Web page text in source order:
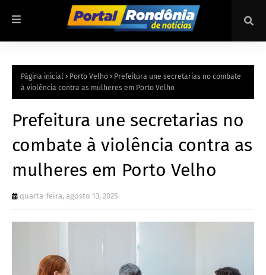
Página inicial Porto Velho
Prefeitura une secretarias no combate
à violência contra as mulheres em Porto Velho
Prefeitura une secretarias no
combate à violência contra as
mulheres em Porto Velho
quarta-feira, agosto 13, 2025